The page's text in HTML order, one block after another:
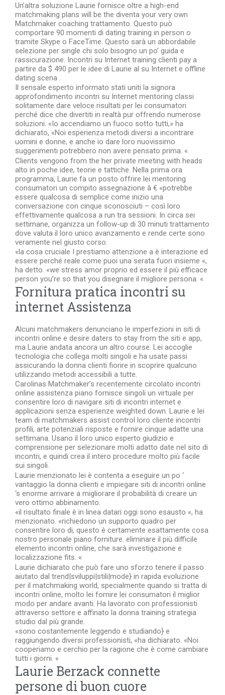
Un’altra soluzione Laurie fornisce oltre a high-end
matchmaking plans will be the diventa your very own
Matchmaker coaching trattamento. Questo può
comportare 90 momenti di dating training in person o
tramite Skype o FaceTime. Questo sarà un abbordabile
selezione per single chi solo bisogno un po’ guida e
rassicurazione. Incontri su Internet training clienti pay a
partire da $ 490 per le idee di Laurie al su Internet e offline
dating scena .
Il sensale esperto informato stati uniti la signora
approfondimento incontri su Internet mentoring classi
solitamente dare veloce risultati per lei consumatori
perché dice che divertiti in realtà pur offrendo numerose
soluzioni. «Io accendiamo un fuoco sotto tutti,» ha
dichiarato, «Noi esperienza metodi diversi a incontrare
uomini e donne, e anche io dare loro nuovissimo
suggerimenti potrebbero non avere pensato prima. «
Clients vengono from the her private meeting with heads
alto in poche idee, teorie e tattiche. Nella prima ora
programma, Laurie fa un posto offrire lei mentoring
consumatori un compito assegnazione â € «potrebbe
essere qualcosa di semplice come inizio una
conversazione con cinque sconosciuti – così loro
effettivamente qualcosa a run tra sessioni. In circa sei
settimane, organizza un follow-up di 30 minuti trattamento
dove valuta il loro unico avanzamento e rende certe sono
veramente nel giusto corso.
«la cosa cruciale I prestiamo attenzione a è interazione ed
essere perché reale come puoi una serata fuori insieme «,
ha detto. «we stress amor proprio ed essere il più efficace
person you’re so that you disegnare il migliore persona. «
Fornitura pratica incontri su
internet Assistenza
Alcuni matchmakers denunciano le imperfezioni in siti di
incontri online e desire daters to stay from the siti e app,
ma Laurie andata ancora un altro course. Lei accoglie
tecnologia che collega molti singoli e ha usate passi
assicurando la donna clienti fiorire in scoprire qualcuno
utilizzando metodi accessibili a tutte.
Carolinas Matchmaker’s recentemente circolato incontri
online assistenza piano fornisce singoli un virtuale per
consentire loro di navigare siti di incontri internet e
applicazioni senza esperienze weighted down. Laurie e lei
team di matchmakers assist control loro cliente incontri
profili, arte potenziali risposte e fornire cinque adatte una
settimana. Usano il loro unico esperto giudizio e
comprensione per selezionare molti adatto date nel sito di
incontri, e quindi crea il intero procedure molto più facile
sui singoli.
Laurie menzionato lei è contenta a eseguire un po ‘
vantaggio la donna clienti e impiegare siti di incontri online
‘s enorme arrivare a migliorare il probabilità di creare un
vero ottimo abbinamento.
«il risultato finale è in linea datari oggi sono esausto «, ha
menzionato. «richiedono un supporto quadro per
consentire loro di, questo è certamente esattamente cosa
nostro personale piano forniture. eliminare il più difficile
elemento incontri online, che sarà investigazione e
localizzazione fits. «
Laurie dichiarato che può fare uno sforzo tenere il passo
aiutato dal trend|sviluppi|stili|mode} in rapida evoluzione
per il matchmaking world, specialmente quando si tratta di
incontri online, molto lei fornire lei consumatori il miglior
modo per andare avanti. Ha lavorato con professionisti
attraverso settore e affinato la donna training strategia
studio dal più grande.
«sono costantemente leggendo e studiando} e
raggiungendo diversi professionisti, «ha dichiarato. «Noi
cooperiamo e cerchio per la ragione che è come cambiare
tutti i giorni. «
Laurie Berzack connette
persone di buon cuore